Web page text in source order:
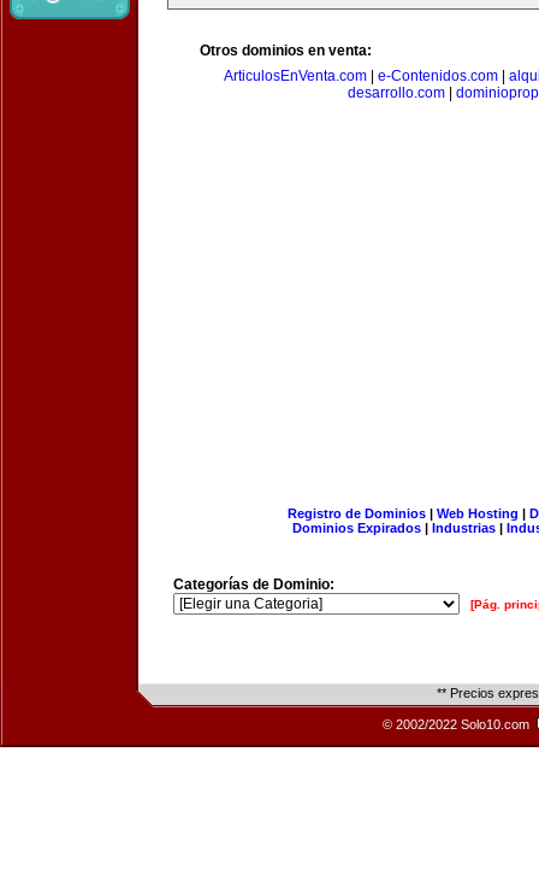
Otros dominios en venta:
ArticulosEnVenta.com| e-Contenidos.com|
desarrollo.com|
Registro de Dominios| Web Hosting |
Dominios Expirados | Industrias |
Categorías de Dominio:
[Pág.
** Precios
© 2002/2022 Solo10.com